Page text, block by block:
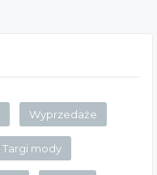
Wyprzedaże
Targi mody